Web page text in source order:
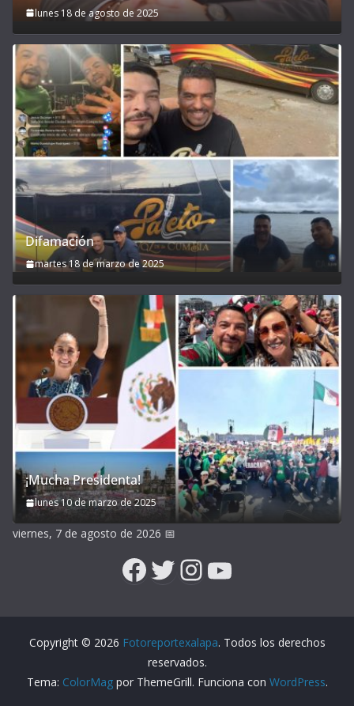
lunes 18 de agosto de 2025
Difamación
martes 18 de marzo de 2025
¡Mucha Presidenta!
lunes 10 de marzo de 2025
viernes, 7 de agosto de 2026 📅
Facebook
Twitter
Instagram
YouTube
Copyright © 2026 Fotoreportexalapa. Todos los derechos
reservados.
Tema: ColorMagpor ThemeGrill. Funciona con WordPress.